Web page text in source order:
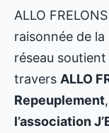
ALLO
raisonnée de
réseau
travers ALLO
Repeuplement
l’association